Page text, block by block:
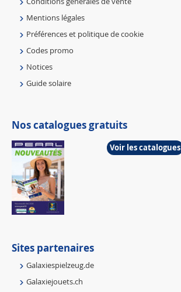
Mentions légales
Préférences et politique de cookie
Codes promo
Notices
Guide solaire
Nos catalogues gratuits
Voir les catalogues
Sites partenaires
Galaxiespielzeug.de
Galaxiejouets.ch